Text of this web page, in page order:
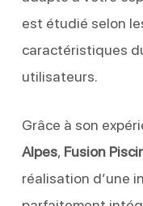
est étudié selon
caractéristiques
utilisateurs.
Grâce à son
Alpes, Fusion
réalisation d’une